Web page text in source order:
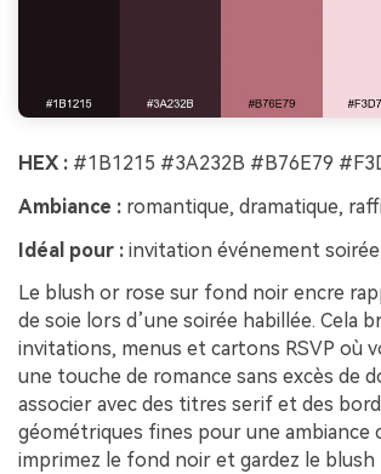
HEX : #1B1215 #3A232B #B76E79
Ambiance : romantique, dramatique,
Idéal pour : invitation événement soirée
Le blush or rose sur fond noir encre
de soie lors d’une soirée habillée. Cela
invitations, menus et cartons RSVP où
une touche de romance sans excès de
associer avec des titres serif et des
géométriques fines pour une ambiance
imprimez le fond noir et gardez le blush